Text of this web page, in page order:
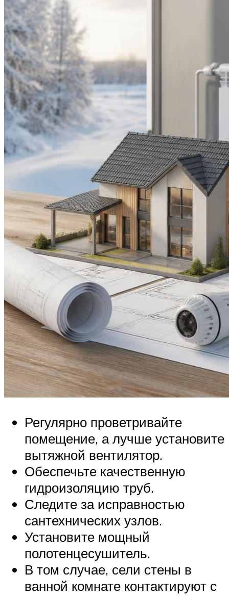
Регулярно проветривайте
помещение, а лучше установите
вытяжной вентилятор.
Обеспечьте качественную
гидроизоляцию труб.
Следите за исправностью
сантехнических узлов.
Установите мощный
полотенцесушитель.
В том случае, сели стены в
ванной комнате контактируют с